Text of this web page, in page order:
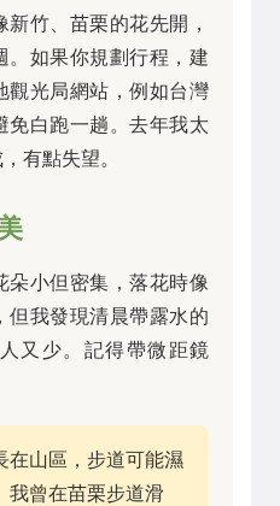
竹、苗栗的花先開，
。如果你規劃行程，建
觀光局網站，例如台灣
免白跑一趟。去年我太
有點失望。
朵小但密集，落花時像
但我發現清晨帶露水的
又少。記得帶微距鏡
在山區，步道可能濕
我曾在苗栗步道滑